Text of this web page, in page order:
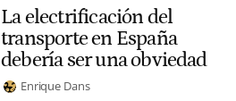
La electrificación del
transporte en España
debería ser una obviedad
Enrique Dans